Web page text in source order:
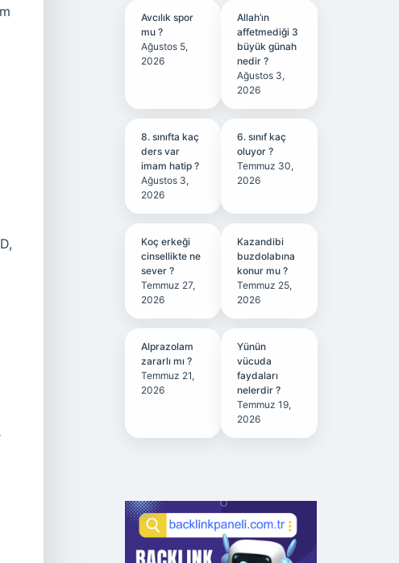
Avcılık spor
mu ?
Ağustos 5,
2026
Allah’ın
affetmediği 3
büyük günah
nedir ?
Ağustos 3,
2026
8. sınıfta kaç
ders var
imam hatip ?
Ağustos 3,
2026
6. sınıf kaç
oluyor ?
Temmuz 30,
2026
Koç erkeği
cinsellikte ne
sever ?
Temmuz 27,
2026
Kazandibi
buzdolabına
konur mu ?
Temmuz 25,
2026
Alprazolam
zararlı mı ?
Temmuz 21,
2026
Yünün
vücuda
faydaları
nelerdir ?
Temmuz 19,
2026